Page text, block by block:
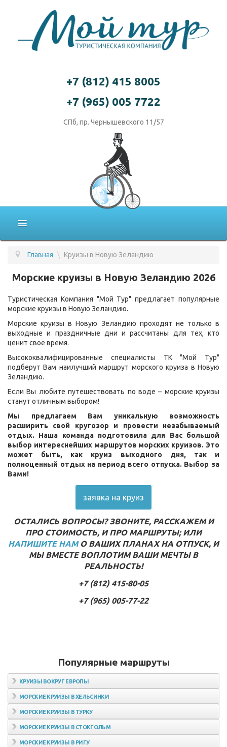
+7 (812) 415 8005
+7 (965) 005 7722
СПб, пр. Чернышевского 11/57
ПОДБОР ТУРА
ГОРЯЩИЕ ТУРЫ
СТРАНЫ
УСЛУГИ
ВОПРОС - ОТВЕТ
О КОМПАНИИ
ОТЗЫВЫ
КОНТАКТЫ
Главная \ Круизы в Новую Зеландию
Морские круизы в Новую Зеландию 2026
Туристическая Компания "Мой Тур" предлагает популярные
морские круизы в Новую Зеландию.
Морские круизы в Новую Зеландию проходят не только в
выходные и праздничные дни и рассчитаны для тех, кто
ценит свое время.
Высококвалифицированные специалисты ТК "Мой Тур"
подберут Вам наилучший маршрут морского круиза в Новую
Зеландию.
Если Вы любите путешествовать по воде – морские круизы
станут отличным выбором!
Мы предлагаем Вам уникальную возможность
расширить свой кругозор и провести незабываемый
отдых. Наша команда подготовила для Вас большой
выбор интереснейших маршрутов морских круизов. Это
может быть, как круиз выходного дня, так и
полноценный отдых на период всего отпуска. Выбор за
Вами!
заявка на круиз
ОСТАЛИСЬ ВОПРОСЫ? ЗВОНИТЕ, РАССКАЖЕМ И
ПРО СТОИМОСТЬ, И ПРО МАРШРУТЫ; ИЛИ
НАПИШИТЕ НАМО ВАШИХ ПЛАНАХ НА ОТПУСК, И
МЫ ВМЕСТЕ ВОПЛОТИМ ВАШИ МЕЧТЫ В
РЕАЛЬНОСТЬ!
+7 (812) 415-80-05
+7 (965) 005-77-22
Популярные маршруты
КРУИЗЫ ВОКРУГ ЕВРОПЫ
МОРСКИЕ КРУИЗЫ В ХЕЛЬСИНКИ
МОРСКИЕ КРУИЗЫ В ТУРКУ
МОРСКИЕ КРУИЗЫ В СТОКГОЛЬМ
МОРСКИЕ КРУИЗЫ В РИГУ